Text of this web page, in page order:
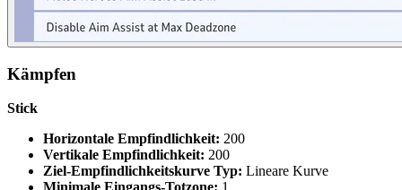
Kämpfen
Stick
Horizontale Empfindlichkeit: 200
Vertikale Empfindlichkeit: 200
Ziel-Empfindlichkeitskurve Typ: Lineare Kurve